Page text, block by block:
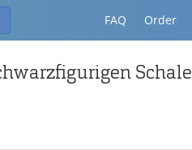
FAQ Order
Schale